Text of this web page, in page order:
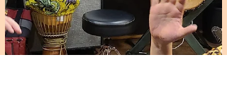
学んでいます！ ドゥンドゥンはジャンベ
演奏には欠かせないベースドラムの総称
で、ケンケニ、サンバン、ドゥンドゥンの